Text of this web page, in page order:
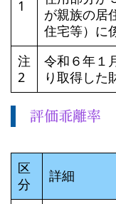
1
が親族の居
住宅等）に
注
2
令和６年１
り取得した
評価乖離率
区
分
詳細